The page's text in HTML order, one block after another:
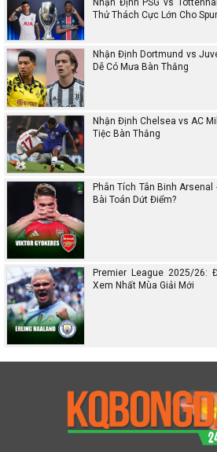
Nhận Định PSG vs
Thử Thách Cực Lớn Cho
Nhận Định Dortmund vs
Dễ Có Mưa Bàn Thắng
Nhận Định Chelsea vs AC
Tiệc Bàn Thắng
Phân Tích Tân Binh Arsenal
Bài Toán Dứt Điểm?
Premier League 2025/26:
Xem Nhất Mùa Giải Mới